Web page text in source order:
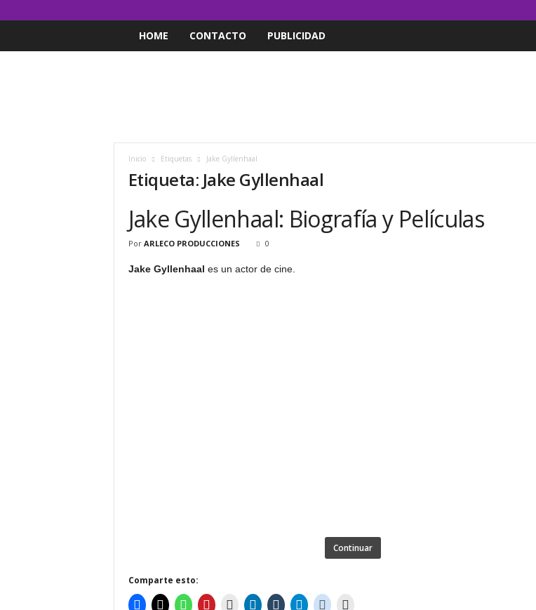
HOME CONTACTO PUBLICIDAD
Inicio Etiquetas Jake Gyllenhaal
Etiqueta: Jake Gyllenhaal
Jake Gyllenhaal: Biografía y Películas
Por ARLECO PRODUCCIONES 0
Jake Gyllenhaal es un actor de cine.
Continuar
Comparte esto: